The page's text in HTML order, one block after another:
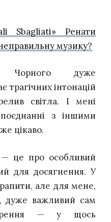
Sbagliati» Ренати
музику?
Чорного дуже
інтонацій
світла. І мені
з іншими
цікаво.
— це про особливий
для досягнення. У
але для мене,
дуже важливий сам
— у щось